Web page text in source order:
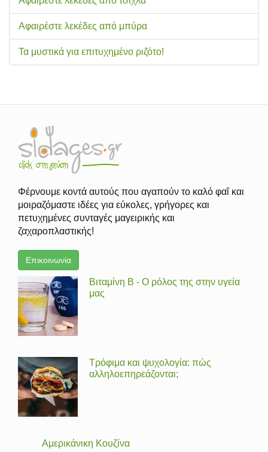
Αφαιρέστε λεκέδες από μπύρα
Τα μυστικά για επιτυχημένο ριζότο!
Φέρνουμε κοντά αυτούς που αγαπούν το καλό φαΐ και
μοιραζόμαστε ιδέες για εύκολες, γρήγορες και
πετυχημένες συνταγές μαγειρικής και
ζαχαροπλαστικής!
Επικοινωνία
Βιταμίνη Β - Ο ρόλος της στην υγεία
μας
Τρόφιμα και ψυχολογία: πώς
αλληλοεπηρεάζονται;
Αμερικάνικη Κουζίνα